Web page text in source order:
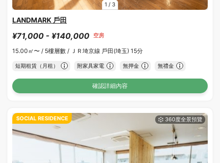
1 / 3
LANDMARK 戶田
¥71,000 - ¥140,000 空房
15.00㎡〜 / 5樓層數 / ＪＲ埼京線 戶田(埼玉) 15分
短期租賃（月租） 附家具家電 無押金 無禮金
確認詳細內容
SOCIAL RESIDENCE